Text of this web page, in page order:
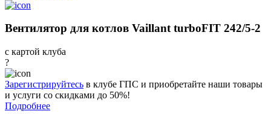
Вентилятор для котлов Vaillant turboFIT 242/5-2
с картой клуба
?
Зарегистрируйтесь в клубе ГПС и приобретайте наши товары
и услуги со скидками до 50%!
Подробнее